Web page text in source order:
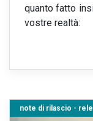
quanto fatto
vostre realtà:
note di rilascio -